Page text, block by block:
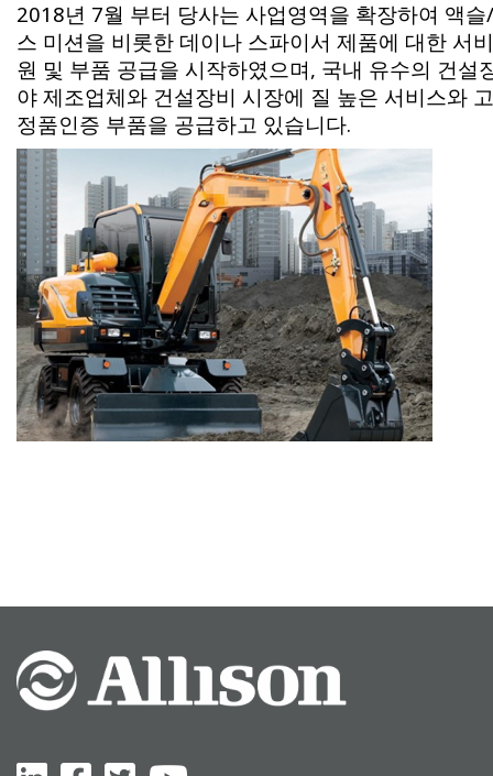
2018년 7월 부터 당사는 사업영역을 확장하여 액
스 미션을 비롯한 데이나 스파이서 제품에 대한 서
원 및 부품 공급을 시작하였으며, 국내 유수의 건설
야 제조업체와 건설장비 시장에 질 높은 서비스와
정품인증 부품을 공급하고 있습니다.